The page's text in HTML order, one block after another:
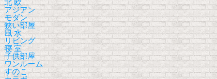
北 欧
アジアン
モダン
狭い部屋
風 水
リビング
寝 室
子供部屋
ワンルーム
すのこ